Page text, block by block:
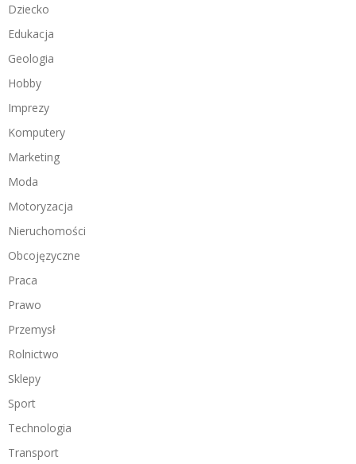
Dziecko
Edukacja
Geologia
Hobby
Imprezy
Komputery
Marketing
Moda
Motoryzacja
Nieruchomości
Obcojęzyczne
Praca
Prawo
Przemysł
Rolnictwo
Sklepy
Sport
Technologia
Transport